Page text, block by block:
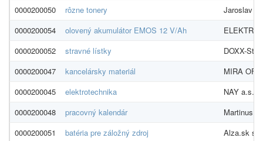
0000200050
rôzne tonery
Jaroslav
0000200054
olovený akumulátor EMOS 12 V/Ah
0000200052
stravné lístky
DOXX-
0000200047
kancelársky materiál
MIRA
0000200045
elektrotechnika
NAY a.s.
0000200048
pracovný kalendár
Martinus,
0000200051
batéria pre záložný zdroj
Alza.sk